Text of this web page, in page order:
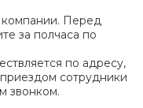
компании. Перед
за полчаса по
по адресу,
сотрудники
звонком.